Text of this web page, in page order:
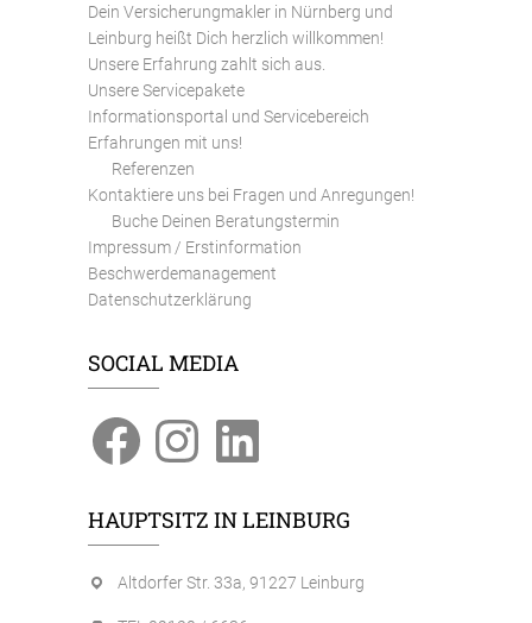
Dein Versicherungmakler in Nürnberg und
Leinburg heißt Dich herzlich willkommen!
Unsere Erfahrung zahlt sich aus.
Unsere Servicepakete
Informationsportal und Servicebereich
Erfahrungen mit uns!
Referenzen
Kontaktiere uns bei Fragen und Anregungen!
Buche Deinen Beratungstermin
Impressum / Erstinformation
Beschwerdemanagement
Datenschutzerklärung
SOCIAL MEDIA
FacebookInstagramLinkedIn
HAUPTSITZ IN LEINBURG
Altdorfer Str. 33a, 91227 Leinburg